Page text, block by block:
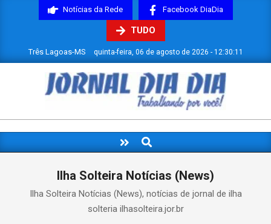
Notícias da Rede Facebook DiaDia
TUDO
Três Lagoas-MS quinta-feira, 06 de agosto de 2026 - 12:30:11
JORNAL
DIADIA
Navigation
Search
Ilha Solteira Notícias (News)
Ilha Solteira Notícias (News), notícias de jornal de ilha
solteria ilhasolteira.jor.br